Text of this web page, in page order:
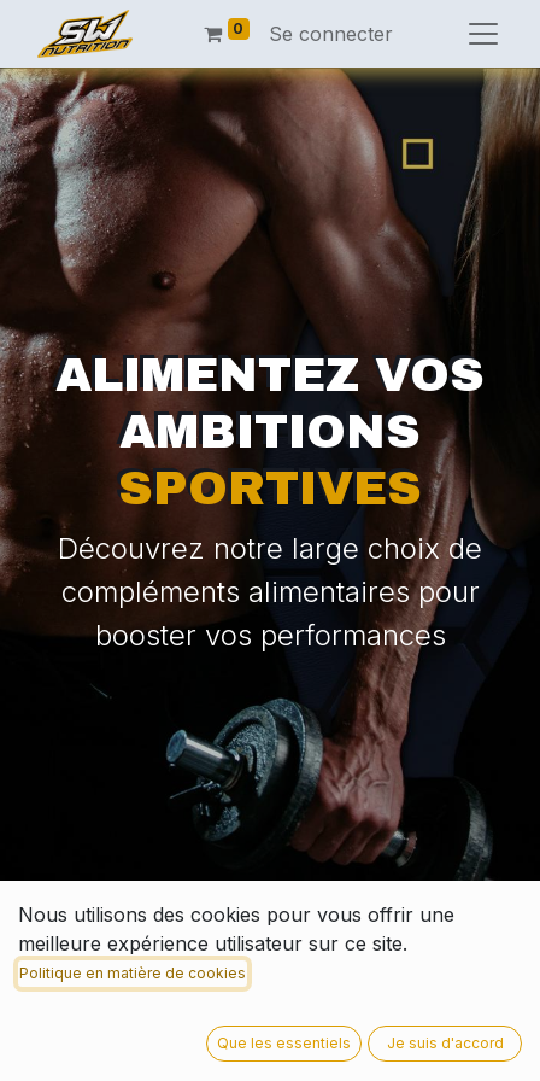
0 Se connecter
ALIMENTEZ VOS
AMBITIONS
SPORTIVES
Découvrez notre large choix de
compléments alimentaires pour
booster vos performances
NOS MARQUES
Nous utilisons des cookies pour vous offrir une
meilleure expérience utilisateur sur ce site.
Politique en matière de cookies
Que les essentiels Je suis d'accord